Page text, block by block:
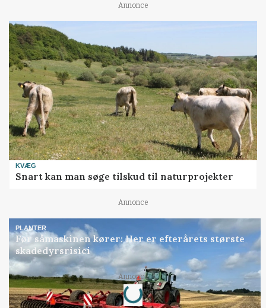
Annonce
KVÆG
Snart kan man søge tilskud til naturprojekter
Annonce
PLANTER
Før såmaskinen kører: Her er efterårets største
skadedyrsrisici
Annonce
Loading...